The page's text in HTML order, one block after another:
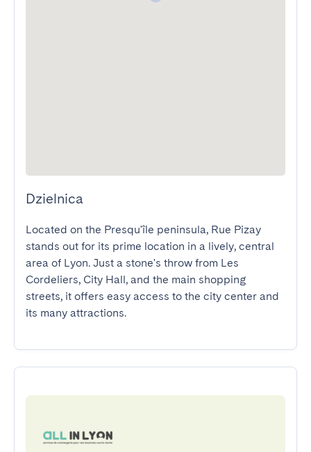
Dzielnica
Located on the Presqu'île peninsula, Rue Pizay
stands out for its prime location in a lively, central
area of Lyon. Just a stone's throw from Les
Cordeliers, City Hall, and the main shopping
streets, it offers easy access to the city center and
its many attractions.